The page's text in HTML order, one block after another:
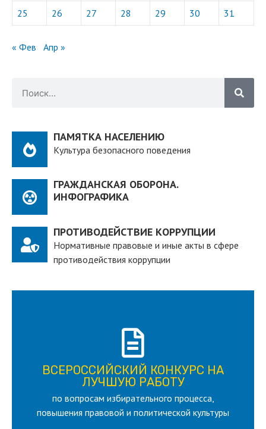
25 26 27 28 29 30 31
« Фев Апр »
ПАМЯТКА НАСЕЛЕНИЮ
Культура безопасного поведения
ГРАЖДАНСКАЯ ОБОРОНА.
ИНФОГРАФИКА
ПРОТИВОДЕЙСТВИЕ КОРРУПЦИИ
Нормативные правовые и иные акты в сфере
противодействия коррупции
ВСЕРОССИЙСКИЙ КОНКУРС НА
ЛУЧШУЮ РАБОТУ
по вопросам избирательного процесса,
повышения правовой и политической культуры
ВСЕРОССИЙСКИЙ КОНКУРС НА
ЛУЧШУЮ РАБОТУ
для лица старше 18 и моложе 35 лет
ПОДРОБНЕЕ